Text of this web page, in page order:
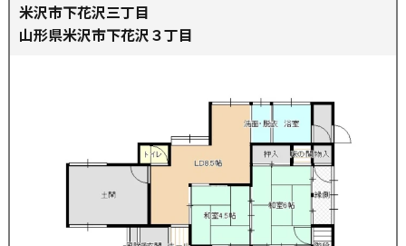
米沢市下花沢三丁目
山形県米沢市下花沢３丁目